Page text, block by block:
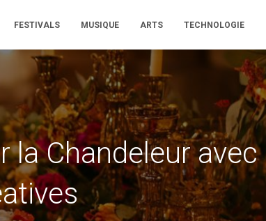
FESTIVALS MUSIQUE ARTS TECHNOLOGIE
la Chandeleur avec